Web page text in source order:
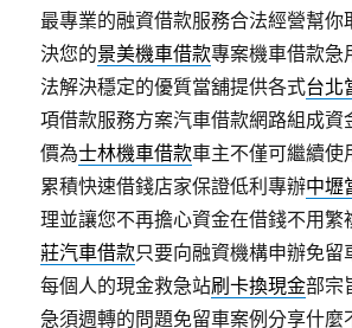
最專業的融資借款服務合法經營幫你
決您的景美機車借款專案機車借款急
法解決穩定的優質當舖提供各式台北
項借款服務方案汽車借款網路組成資
價為士林機車借款車主不僅可繼續使
累積快速借錢店家保證低利專辦中壢
理並讓您不再擔心資金在借錢不用繁
莊汽車借款只要向融資機構申辦免留
每個人的現金救急站刷卡換現金部宗
急須週轉的問題免留車案例分享什麼